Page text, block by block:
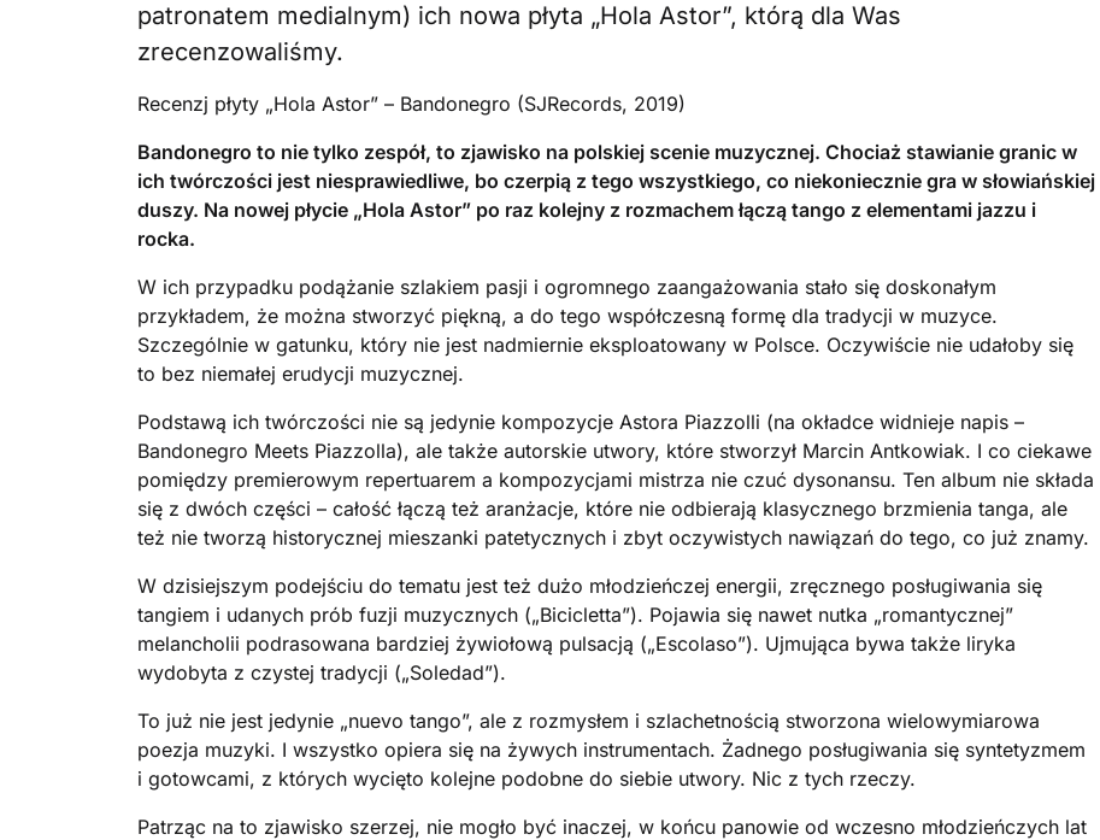
patronatem medialnym) ich nowa płyta „Hola Astor”, którą dla Was
zrecenzowaliśmy.
Recenzj płyty „Hola Astor” – Bandonegro (SJRecords, 2019)
Bandonegro to nie tylko zespół, to zjawisko na polskiej scenie muzycznej. Chociaż stawianie granic w
ich twórczości jest niesprawiedliwe, bo czerpią z tego wszystkiego, co niekoniecznie gra w słowiańskiej
duszy. Na nowej płycie „Hola Astor” po raz kolejny z rozmachem łączą tango z elementami jazzu i
rocka.
W ich przypadku podążanie szlakiem pasji i ogromnego zaangażowania stało się doskonałym
przykładem, że można stworzyć piękną, a do tego współczesną formę dla tradycji w muzyce.
Szczególnie w gatunku, który nie jest nadmiernie eksploatowany w Polsce. Oczywiście nie udałoby się
to bez niemałej erudycji muzycznej.
Podstawą ich twórczości nie są jedynie kompozycje Astora Piazzolli (na okładce widnieje napis –
Bandonegro Meets Piazzolla), ale także autorskie utwory, które stworzył Marcin Antkowiak. I co ciekawe
pomiędzy premierowym repertuarem a kompozycjami mistrza nie czuć dysonansu. Ten album nie składa
się z dwóch części – całość łączą też aranżacje, które nie odbierają klasycznego brzmienia tanga, ale
też nie tworzą historycznej mieszanki patetycznych i zbyt oczywistych nawiązań do tego, co już znamy.
W dzisiejszym podejściu do tematu jest też dużo młodzieńczej energii, zręcznego posługiwania się
tangiem i udanych prób fuzji muzycznych („Bicicletta”). Pojawia się nawet nutka „romantycznej”
melancholii podrasowana bardziej żywiołową pulsacją („Escolaso”). Ujmująca bywa także liryka
wydobyta z czystej tradycji („Soledad”).
To już nie jest jedynie „nuevo tango”, ale z rozmysłem i szlachetnością stworzona wielowymiarowa
poezja muzyki. I wszystko opiera się na żywych instrumentach. Żadnego posługiwania się syntetyzmem
i gotowcami, z których wycięto kolejne podobne do siebie utwory. Nic z tych rzeczy.
Patrząc na to zjawisko szerzej, nie mogło być inaczej, w końcu panowie od wczesno młodzieńczych lat